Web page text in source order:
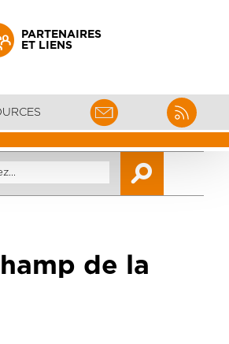
PARTENAIRES
ET LIENS
de la